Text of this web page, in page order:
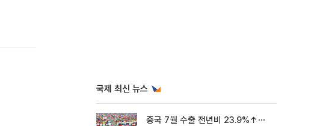
국제 최신 뉴스
중국 7월 수출 전년비 23.9%↑⋯